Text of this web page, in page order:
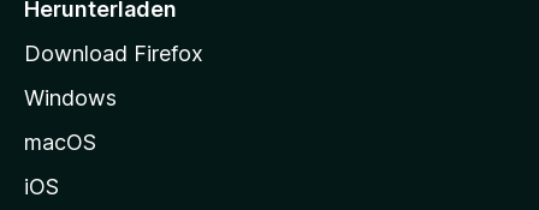
e
g
e
Herunterladen
Download Firefox
Windows
macOS
iOS